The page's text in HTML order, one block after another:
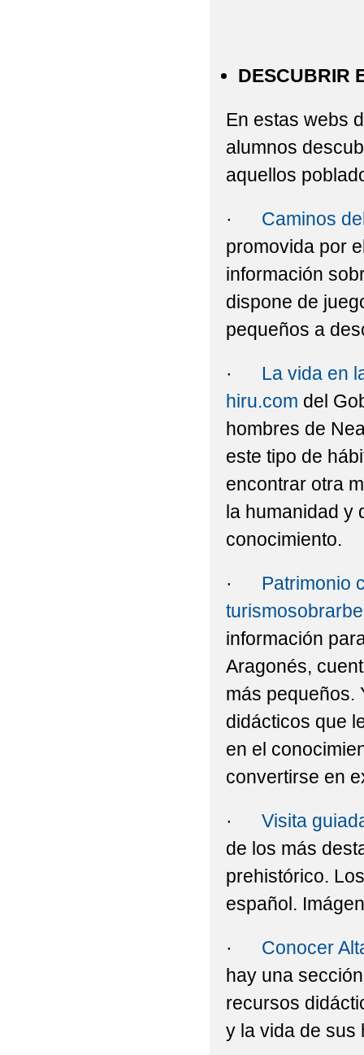
DESCUBRIR
En estas webs
alumnos
aquellos
· Caminos
promovida por
información
dispone de
pequeños a
· La vida en
hiru.com del
hombres de
este tipo de
encontrar otra
la humanidad y
conocimiento.
· Patrimonio
información
Aragonés,
más pequeños.
didácticos que
en el
convertirse en
· Visita
de los más
prehistórico.
español.
· Conocer
hay una
recursos
y la vida de sus